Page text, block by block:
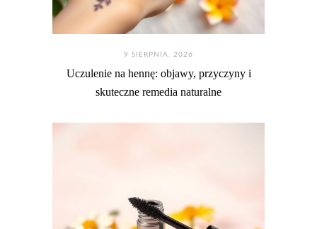
9 SIERPNIA. 2026
Uczulenie na hennę: objawy, przyczyny i
skuteczne remedia naturalne